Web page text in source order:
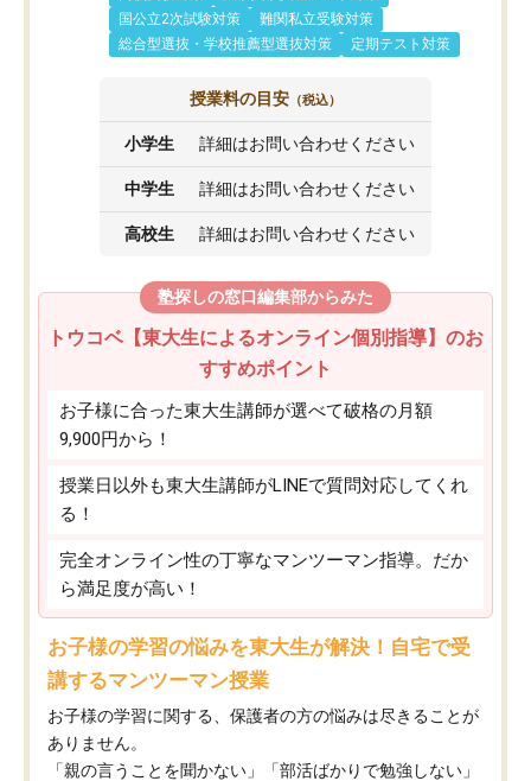
国公立2次試験対策
難関私立受験対策
総合型選抜・学校推薦型選抜対策
定期テスト対策
授業料の目安 （税込）
小学生 詳細はお問い合わせください
中学生 詳細はお問い合わせください
高校生 詳細はお問い合わせください
塾探しの窓口編集部からみた
トウコベ【東大生によるオンライン個別指導】のお
すすめポイント
お子様に合った東大生講師が選べて破格の月額
9,900円から！
授業日以外も東大生講師がLINEで質問対応してくれ
る！
完全オンライン性の丁寧なマンツーマン指導。だか
ら満足度が高い！
お子様の学習の悩みを東大生が解決！自宅で受
講するマンツーマン授業
お子様の学習に関する、保護者の方の悩みは尽きることが
ありません。
「親の言うことを聞かない」「部活ばかりで勉強しない」